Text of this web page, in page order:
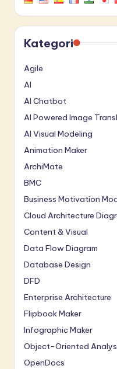
Kategori
Agile
AI
AI Chatbot
AI Powered Image
AI Visual Modeling
Animation Maker
ArchiMate
BMC
Business Motivation
Cloud Architecture
Content & Visual
Data Flow Diagram
Database Design
DFD
Enterprise Architecture
Flipbook Maker
Infographic Maker
Object-Oriented
OpenDocs